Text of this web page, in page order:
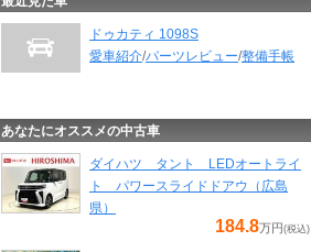
ドゥカティ 1098S
愛車紹介/パーツレビュー/整備手帳
あなたにオススメの中古車
ダイハツ タント LEDオートライ
ト パワースライドドアウ（広島
県）
184.8万円 (税込)